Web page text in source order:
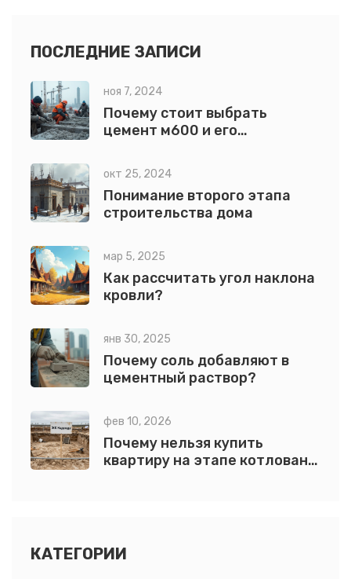
ПОСЛЕДНИЕ ЗАПИСИ
ноя 7, 2024
Почему стоит выбрать
цемент м600 и его
окт 25, 2024
Понимание второго этапа
строительства дома
мар 5, 2025
Как рассчитать угол наклона
кровли?
янв 30, 2025
Почему соль добавляют в
цементный раствор?
фев 10, 2026
Почему нельзя купить
квартиру на этапе котлована:
КАТЕГОРИИ